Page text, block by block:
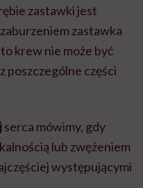
zastawki jest
zastawka
krew nie może być
poszczególne części
serca mówimy, gdy
lub zwężeniem
występującymi